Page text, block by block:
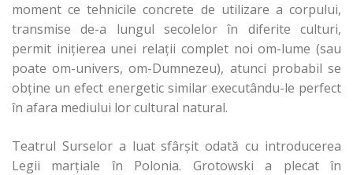
moment ce tehnicile concrete de utilizare a corpului,
transmise de-a lungul secolelor în diferite culturi,
permit iniţierea unei relaţii complet noi om-lume (sau
poate om-univers, om-Dumnezeu), atunci probabil se
obţine un efect energetic similar executându-le perfect
în afara mediului lor cultural natural.
Teatrul Surselor a luat sfârşit odată cu introducerea
Legii marţiale în Polonia. Grotowski a plecat în